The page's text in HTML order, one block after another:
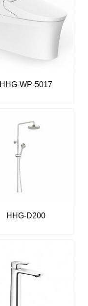
HHG-WP-5017
HHG-D200